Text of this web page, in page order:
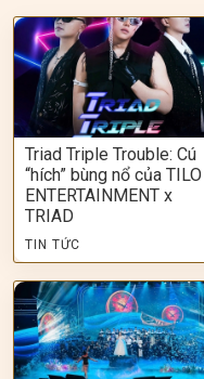
Triad Triple Trouble: Cú
“hích” bùng nổ của TILO
ENTERTAINMENT x
TRIAD
TIN TỨC